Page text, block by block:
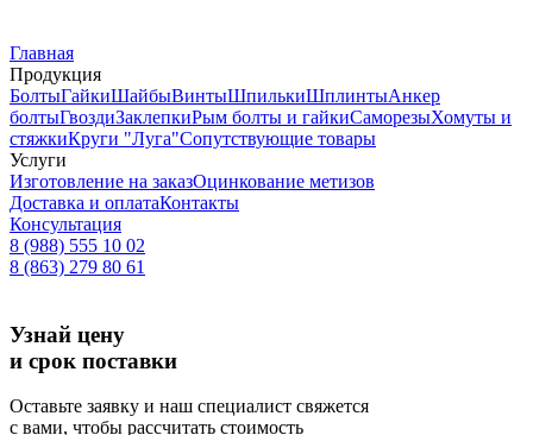
Главная
Продукция
БолтыГайкиШайбыВинтыШпилькиШплинтыАнкер
болтыГвоздиЗаклепкиРым болты и гайкиСаморезыХомуты и
стяжкиКруги "Луга"Сопутствующие товары
Услуги
Изготовление на заказОцинкование метизов
Доставка и оплатаКонтакты
Консультация
8 (988) 555 10 02
8 (863) 279 80 61
Узнай цену
и срок поставки
Оставьте заявку и наш специалист свяжется
с вами, чтобы рассчитать стоимость